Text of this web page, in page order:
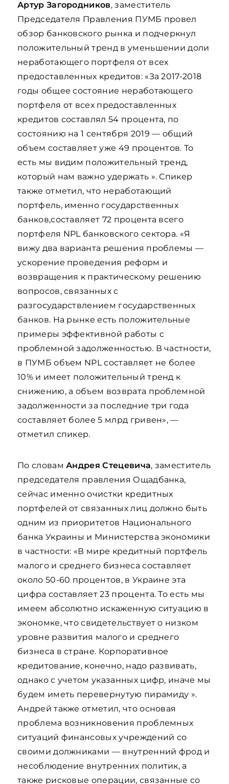
Артур Загородников, заместитель
Председателя Правления ПУМБ провел
обзор банковского рынка и подчеркнул
положительный тренд в уменьшении доли
неработающего портфеля от всех
предоставленных кредитов: «За 2017-2018
годы общее состояние неработающего
портфеля от всех предоставленных
кредитов составлял 54 процента, по
состоянию на 1 сентября 2019 — общий
объем составляет уже 49 процентов. То
есть мы видим положительный тренд,
который нам важно удержать ». Спикер
также отметил, что неработающий
портфель, именно государственных
банков,составляет 72 процента всего
портфеля NPL банковского сектора. «Я
вижу два варианта решения проблемы —
ускорение проведения реформ и
возвращения к практическому решению
вопросов, связанных с
разгосударствлением государственных
банков. На рынке есть положительные
примеры эффективной работы с
проблемной задолженностью. В частности,
в ПУМБ объем NPL составляет не более
10% и имеет положительный тренд к
снижению, а объем возврата проблемной
задолженности за последние три года
составляет более 5 млрд гривен», —
отметил спикер.
По словамАндрея Стецевича, заместитель
председателя правления Ощадбанка,
сейчас именно очистки кредитных
портфелей от связанных лиц должно быть
одним из приоритетов Национального
банка Украины и Министерства экономики
в частности: «В мире кредитный портфель
малого и среднего бизнеса составляет
около 50-60 процентов, в Украине эта
цифра составляет 23 процента. То есть мы
имеем абсолютно искаженную ситуацию в
экономке, что свидетельствует о низком
уровне развития малого и среднего
бизнеса в стране. Корпоративное
кредитование, конечно, надо развивать,
однако с учетом указанных цифр, иначе мы
будем иметь перевернутую пирамиду ».
Андрей также отметил, что основая
проблема возникновения проблемных
ситуаций финансовых учреждений со
своими должниками — внутренний фрод и
несоблюдение внутренних политик, а
также рисковые операции, связанные со